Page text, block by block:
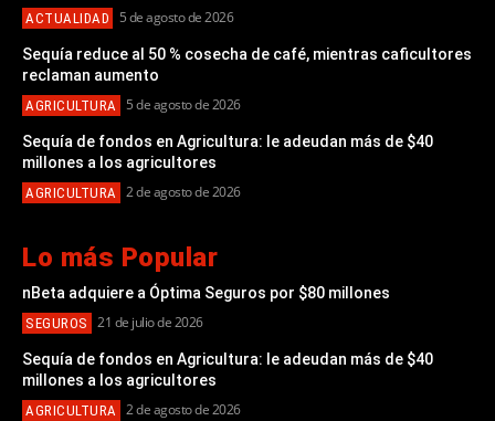
ACTUALIDAD 5 de agosto de 2026
Sequía reduce al 50 % cosecha de café, mientras caficultores
reclaman aumento
AGRICULTURA 5 de agosto de 2026
Sequía de fondos en Agricultura: le adeudan más de $40
millones a los agricultores
AGRICULTURA 2 de agosto de 2026
Lo más Popular
nBeta adquiere a Óptima Seguros por $80 millones
SEGUROS 21 de julio de 2026
Sequía de fondos en Agricultura: le adeudan más de $40
millones a los agricultores
AGRICULTURA 2 de agosto de 2026